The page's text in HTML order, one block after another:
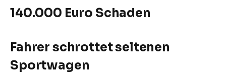
140.000 Euro Schaden
Fahrer schrottet seltenen
Sportwagen